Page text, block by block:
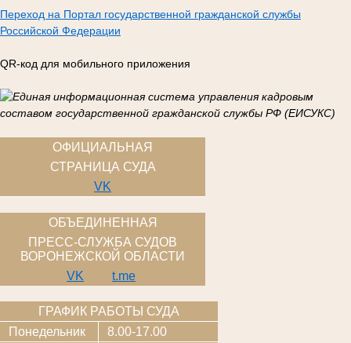
Переход на Портал государственной гражданской службы
Российской Федерации
QR-код для мобильного приложения
ОФИЦИАЛЬНАЯ
СТРАНИЦА СУДА
VK
ОБЪЕДИНЕННАЯ
ПРЕСС-СЛУЖБА СУДОВ
ВОРОНЕЖСКОЙ ОБЛАСТИ
VK
t.me
ГРАФИК РАБОТЫ СУДА
Понедельник
8.00-17.00